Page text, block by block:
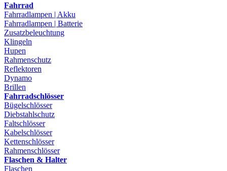
Fahrrad
Fahrradlampen | Akku
Fahrradlampen | Batterie
Zusatzbeleuchtung
Klingeln
Hupen
Rahmenschutz
Reflektoren
Dynamo
Brillen
Fahrradschlösser
Bügelschlösser
Diebstahlschutz
Faltschlösser
Kabelschlösser
Kettenschlösser
Rahmenschlösser
Flaschen & Halter
Flaschen